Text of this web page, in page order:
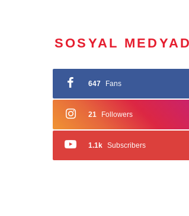
SOSYAL
647 Fans
21 Followers
1.1k Subscribers